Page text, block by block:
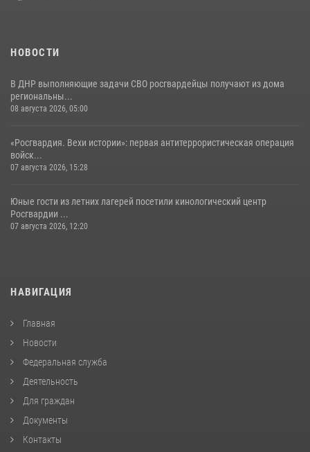
НОВОСТИ
В ДНР выполняющие задачи СВО росгвардейцы получают из дома
региональны...
08 августа 2026, 05:00
«Росгвардия. Вехи истории»: первая антитеррористическая операция
войск...
07 августа 2026, 15:28
Юные гости из летних лагерей посетили кинологический центр
Росгвардии ...
07 августа 2026, 12:20
НАВИГАЦИЯ
Главная
Новости
Федеральная служба
Деятельность
Для граждан
Документы
Контакты